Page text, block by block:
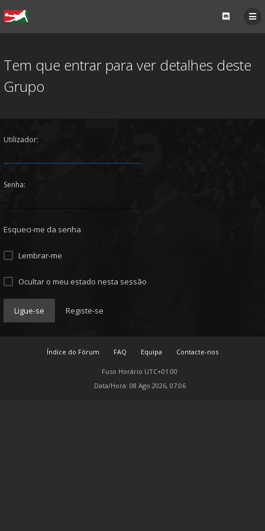
Tem que entrar para ver detalhes deste
Grupo
Utilizador:
Senha:
Esqueci-me da senha
Lembrar-me
Ocultar o meu estado nesta sessão
Ligue-se Registe-se
Índice do Fórum FAQ Equipa Contacte-nos
Fuso Horário UTC+01:00
Data/Hora: 08 Ago 2026, 07:06